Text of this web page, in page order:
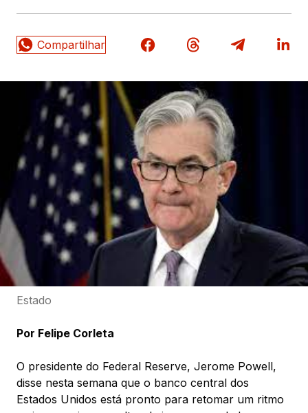
Estado
Por Felipe Corleta
O presidente do Federal Reserve, Jerome Powell,
disse nesta semana que o banco central dos
Estados Unidos está pronto para retomar um ritmo